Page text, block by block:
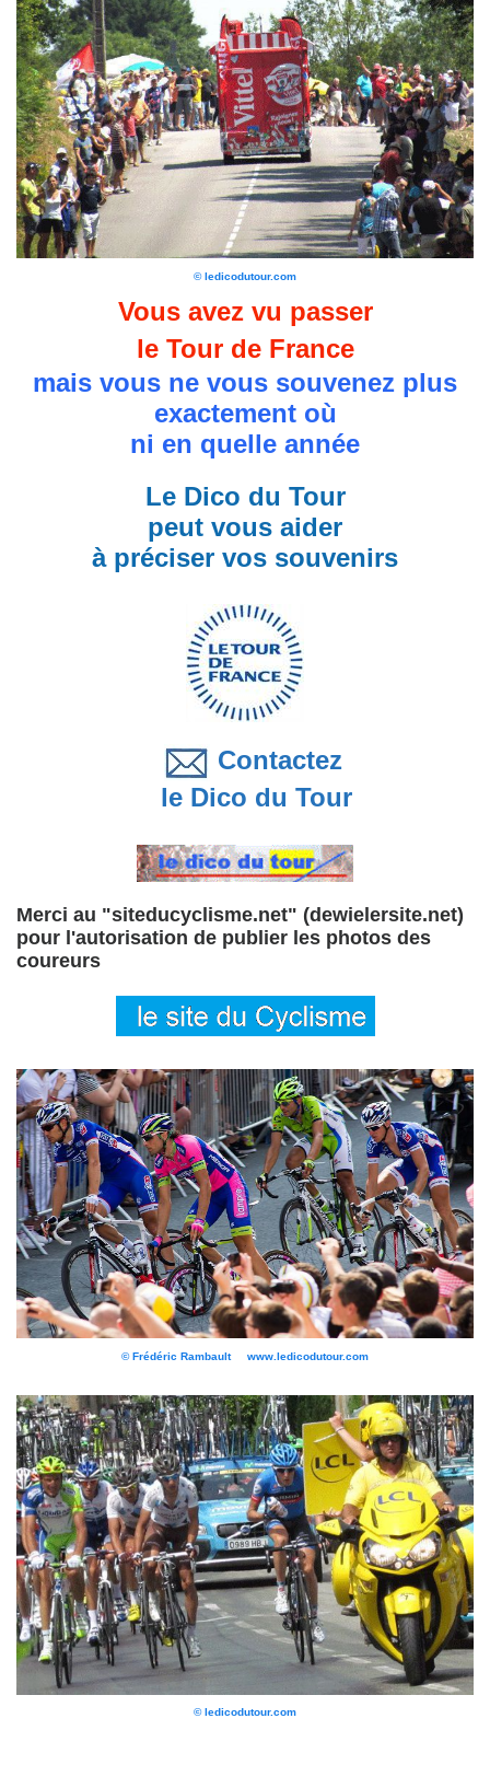
© ledicodutour.com
Vous avez vu passer
le Tour de France
mais vous ne vous souvenez plus
exactement où
ni en quelle année
Le Dico du Tour
peut vous aider
à préciser vos souvenirs
Contactez
le Dico du Tour
Merci au "siteducyclisme.net" (dewielersite.net)
pour l'autorisation de publier les photos des
coureurs
© Frédéric Rambault www.ledicodutour.com
© ledicodutour.com